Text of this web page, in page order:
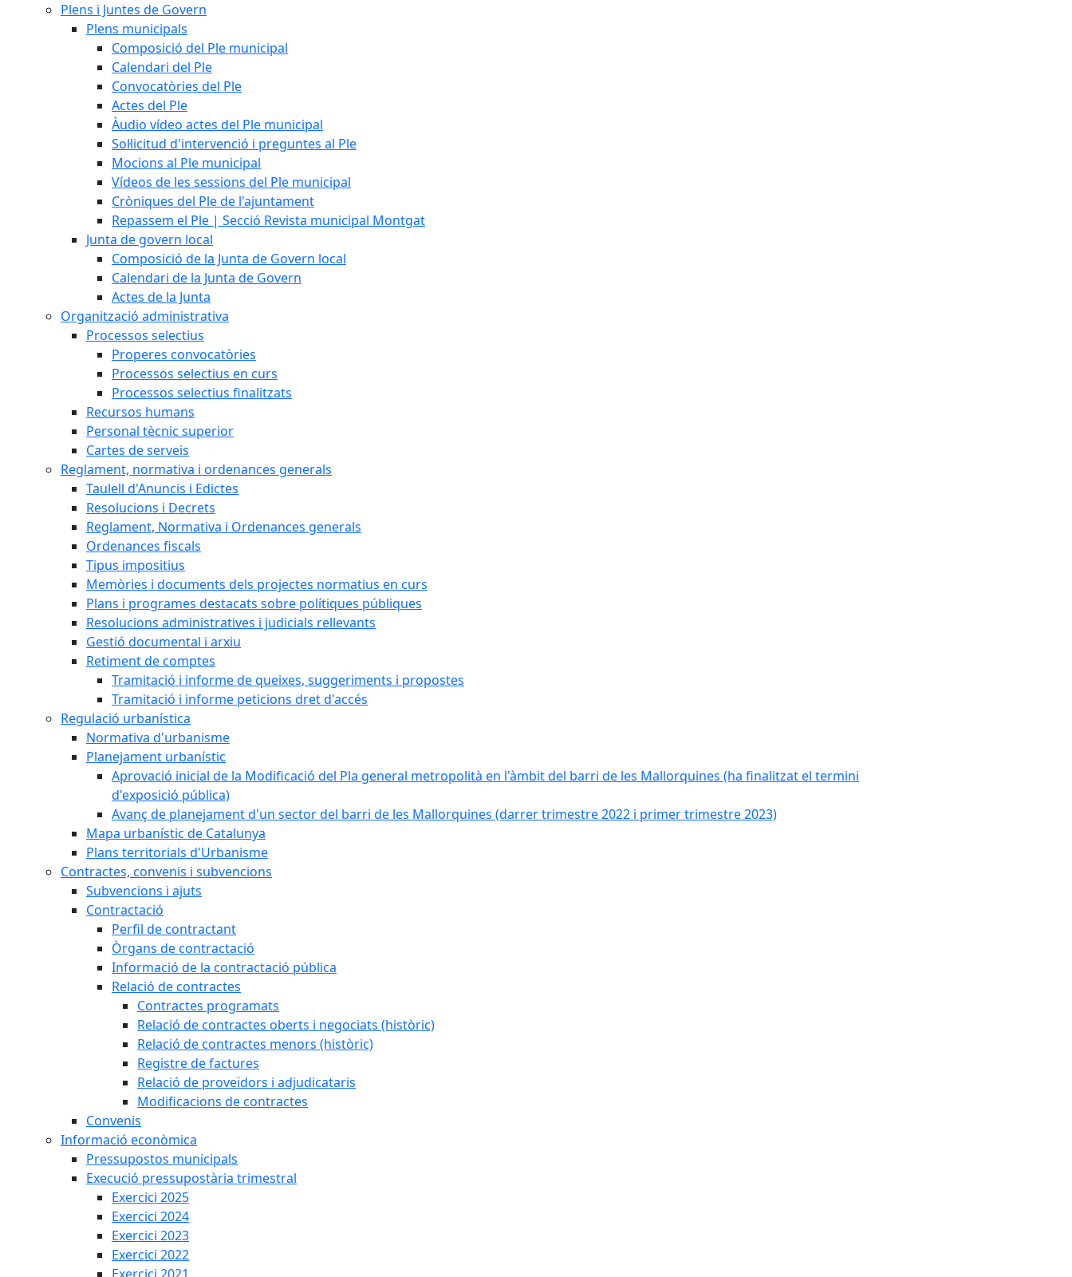
Plens i Juntes de Govern
Plens municipals
Composició del Ple municipal
Calendari del Ple
Convocatòries del Ple
Actes del Ple
Àudio vídeo actes del Ple municipal
Sol·licitud d'intervenció i preguntes al Ple
Mocions al Ple municipal
Vídeos de les sessions del Ple municipal
Cròniques del Ple de l'ajuntament
Repassem el Ple | Secció Revista municipal Montgat
Junta de govern local
Composició de la Junta de Govern local
Calendari de la Junta de Govern
Actes de la Junta
Organització administrativa
Processos selectius
Properes convocatòries
Processos selectius en curs
Processos selectius finalitzats
Recursos humans
Personal tècnic superior
Cartes de serveis
Reglament, normativa i ordenances generals
Taulell d'Anuncis i Edictes
Resolucions i Decrets
Reglament, Normativa i Ordenances generals
Ordenances fiscals
Tipus impositius
Memòries i documents dels projectes normatius en curs
Plans i programes destacats sobre polítiques públiques
Resolucions administratives i judicials rellevants
Gestió documental i arxiu
Retiment de comptes
Tramitació i informe de queixes, suggeriments i propostes
Tramitació i informe peticions dret d'accés
Regulació urbanística
Normativa d'urbanisme
Planejament urbanístic
Aprovació inicial de la Modificació del Pla general metropolità en l'àmbit del barri de les Mallorquines (ha finalitzat el termini
d'exposició pública)
Avanç de planejament d'un sector del barri de les Mallorquines (darrer trimestre 2022 i primer trimestre 2023)
Mapa urbanístic de Catalunya
Plans territorials d'Urbanisme
Contractes, convenis i subvencions
Subvencions i ajuts
Contractació
Perfil de contractant
Òrgans de contractació
Informació de la contractació pública
Relació de contractes
Contractes programats
Relació de contractes oberts i negociats (històric)
Relació de contractes menors (històric)
Registre de factures
Relació de proveïdors i adjudicataris
Modificacions de contractes
Convenis
Informació econòmica
Pressupostos municipals
Execució pressupostària trimestral
Exercici 2025
Exercici 2024
Exercici 2023
Exercici 2022